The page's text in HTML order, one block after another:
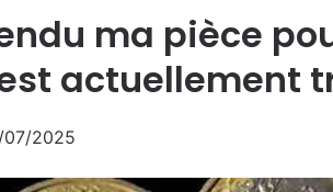
ma pièce
actuellement
07/2025